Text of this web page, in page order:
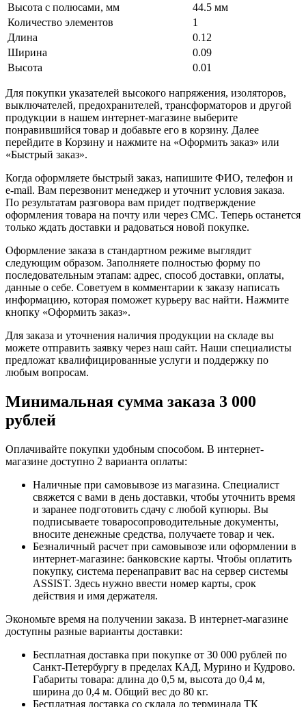
Высота с полюсами, мм
44.5 мм
Количество элементов
1
Длина
0.12
Ширина
0.09
Высота
0.01
Для покупки указателей высокого напряжения, изоляторов,
выключателей, предохранителей, трансформаторов и другой
продукции в нашем интернет-магазине выберите
понравившийся товар и добавьте его в корзину. Далее
перейдите в Корзину и нажмите на «Оформить заказ» или
«Быстрый заказ».
Когда оформляете быстрый заказ, напишите ФИО, телефон и
e-mail. Вам перезвонит менеджер и уточнит условия заказа.
По результатам разговора вам придет подтверждение
оформления товара на почту или через СМС. Теперь останется
только ждать доставки и радоваться новой покупке.
Оформление заказа в стандартном режиме выглядит
следующим образом. Заполняете полностью форму по
последовательным этапам: адрес, способ доставки, оплаты,
данные о себе. Советуем в комментарии к заказу написать
информацию, которая поможет курьеру вас найти. Нажмите
кнопку «Оформить заказ».
Для заказа и уточнения наличия продукции на складе вы
можете отправить заявку через наш сайт. Наши специалисты
предложат квалифицированные услуги и поддержку по
любым вопросам.
Минимальная сумма заказа 3 000
рублей
Оплачивайте покупки удобным способом. В интернет-
магазине доступно 2 варианта оплаты:
Наличные при самовывозе из магазина. Специалист
свяжется с вами в день доставки, чтобы уточнить время
и заранее подготовить сдачу с любой купюры. Вы
подписываете товаросопроводительные документы,
вносите денежные средства, получаете товар и чек.
Безналичный расчет при самовывозе или оформлении в
интернет-магазине: банковские карты. Чтобы оплатить
покупку, система перенаправит вас на сервер системы
ASSIST. Здесь нужно ввести номер карты, срок
действия и имя держателя.
Экономьте время на получении заказа. В интернет-магазине
доступны разные варианты доставки:
Бесплатная доставка при покупке от 30 000 рублей по
Санкт-Петербургу в пределах КАД, Мурино и Кудрово.
Габариты товара: длина до 0,5 м, высота до 0,4 м,
ширина до 0,4 м. Общий вес до 80 кг.
Бесплатная доставка со склада до терминала ТК